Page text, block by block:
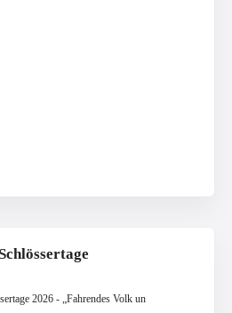
2026 - „Fahrendes Volk un